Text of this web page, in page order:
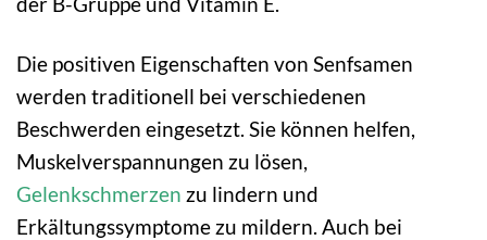
Die positiven Eigenschaften von Senfsamen
werden traditionell bei verschiedenen
Beschwerden eingesetzt. Sie können helfen,
Muskelverspannungen zu lösen,
Gelenkschmerzen zu lindern und
Erkältungssymptome zu mildern. Auch bei